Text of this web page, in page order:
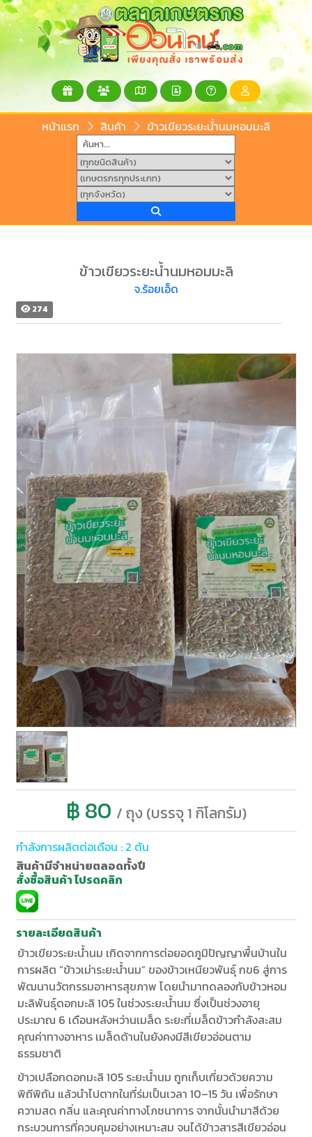
หน้าแรก สินค้า ข้าวเขียวระยะน้ำนมหอมมะลิ
ข้าวเขียวระยะน้ำนมหอมมะลิ
จ.ร้อยเอ็ด
274
฿ 80 / ถุง (บรรจุ 1 กิโลกรัม)
กำลังการผลิตต่อเดือน : 2 ตัน
สินค้ามีจำหน่ายตลอดทั้งปี
สั่งซื้อสินค้า โปรดคลิก
รายละเอียดสินค้า
ข้าวเขียวระยะน้ำนม เกิดจากการต่อยอดภูมิปัญญาพื้นบ้านใน
การผลิต “ข้าวเม่าระยะน้ำนม” ของข้าวเหนียวพันธุ์ กข6 สู่การ
พัฒนานวัตกรรมอาหารสุขภาพ โดยนำมาทดลองกับข้าวหอม
มะลิพันธุ์ดอกมะลิ 105 ในช่วงระยะน้ำนม ซึ่งเป็นช่วงอายุ
ประมาณ 6 เดือนหลังหว่านเมล็ด ระยะที่เมล็ดข้าวกำลังสะสม
คุณค่าทางอาหาร เมล็ดด้านในยังคงมีสีเขียวอ่อนตาม
ธรรมชาติ
ข้าวเปลือกดอกมะลิ 105 ระยะน้ำนม ถูกเก็บเกี่ยวด้วยความ
พิถีพิถัน แล้วนำไปตากในที่ร่มเป็นเวลา 10–15 วัน เพื่อรักษา
ความสด กลิ่น และคุณค่าทางโภชนาการ จากนั้นนำมาสีด้วย
กระบวนการที่ควบคุมอย่างเหมาะสม จนได้ข้าวสารสีเขียวอ่อน